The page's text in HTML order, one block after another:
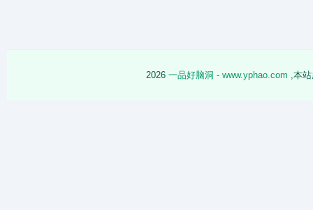
2026 一品好脑洞 - www.yphao.com ,本